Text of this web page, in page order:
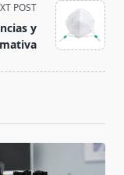
POST
y